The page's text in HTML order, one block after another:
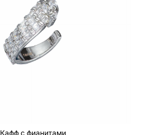
Кафф с фианитами